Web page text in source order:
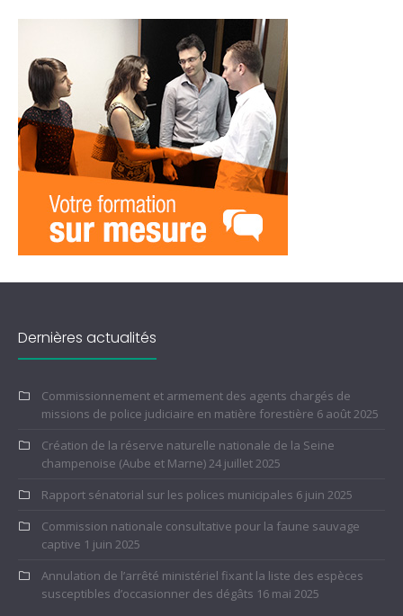
Dernières actualités
Commissionnement et armement des agents chargés de
missions de police judiciaire en matière forestière 6 août 2025
Création de la réserve naturelle nationale de la Seine
champenoise (Aube et Marne)24 juillet 2025
Rapport sénatorial sur les polices municipales 6 juin 2025
Commission nationale consultative pour la faune sauvage
captive 1 juin 2025
Annulation de l’arrêté ministériel fixant la liste des espèces
susceptibles d’occasionner des dégâts 16 mai 2025